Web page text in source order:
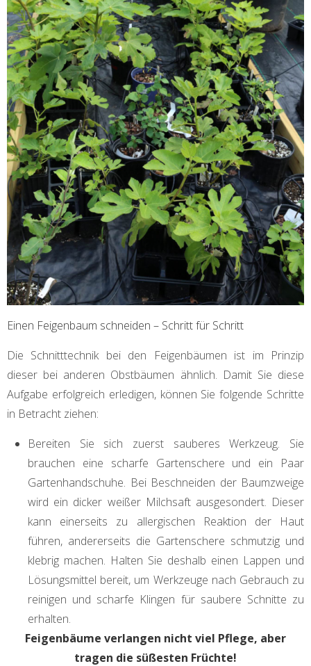
Einen Feigenbaum schneiden – Schritt für Schritt
Die Schnitttechnik bei den Feigenbäumen ist im Prinzip
dieser bei anderen Obstbäumen ähnlich. Damit Sie diese
Aufgabe erfolgreich erledigen, können Sie folgende Schritte
in Betracht ziehen:
Bereiten Sie sich zuerst sauberes Werkzeug. Sie
brauchen eine scharfe Gartenschere und ein Paar
Gartenhandschuhe. Bei Beschneiden der Baumzweige
wird ein dicker weißer Milchsaft ausgesondert. Dieser
kann einerseits zu allergischen Reaktion der Haut
führen, andererseits die Gartenschere schmutzig und
klebrig machen. Halten Sie deshalb einen Lappen und
Lösungsmittel bereit, um Werkzeuge nach Gebrauch zu
reinigen und scharfe Klingen für saubere Schnitte zu
erhalten.
Feigenbäume verlangen nicht viel Pflege, aber
tragen die süßesten Früchte!